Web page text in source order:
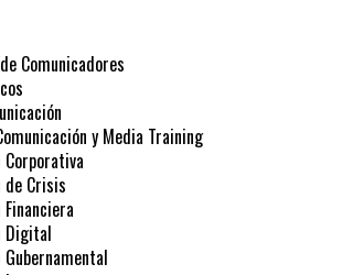
Comunicadores
y Media Training
Corporativa
de Crisis
Digital